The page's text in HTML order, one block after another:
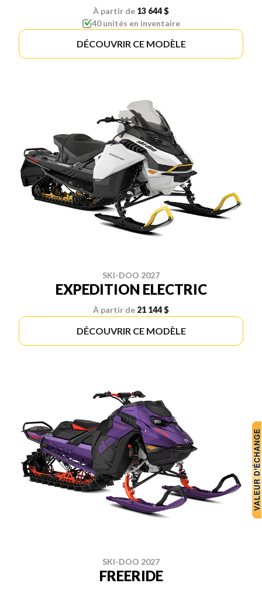
À partir de 13 644 $
40 unités en inventaire
DÉCOUVRIR CE MODÈLE
SKI-DOO 2027
EXPEDITION ELECTRIC
À partir de 21 144 $
DÉCOUVRIR CE MODÈLE
SKI-DOO 2027
FREERIDE